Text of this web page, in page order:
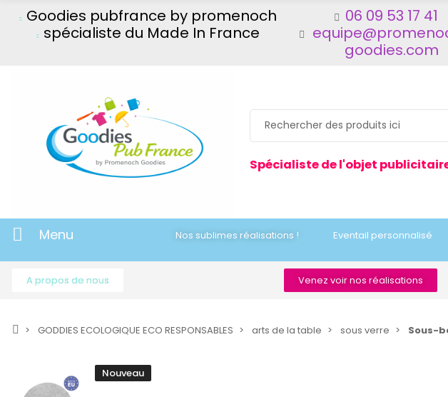
Goodies pubfrance by promenoch
spécialiste du Made In France
06 09 53 17 41
goodies.com
Spécialiste de l'objet
Menu Nos sublimes réalisations ! Eventail personnalisé
A propos de nous Venez voir nos réalisations
GODDIES ECOLOGIQUE ECO RESPONSABLES arts de la table sous verre Sous-
Nouveau